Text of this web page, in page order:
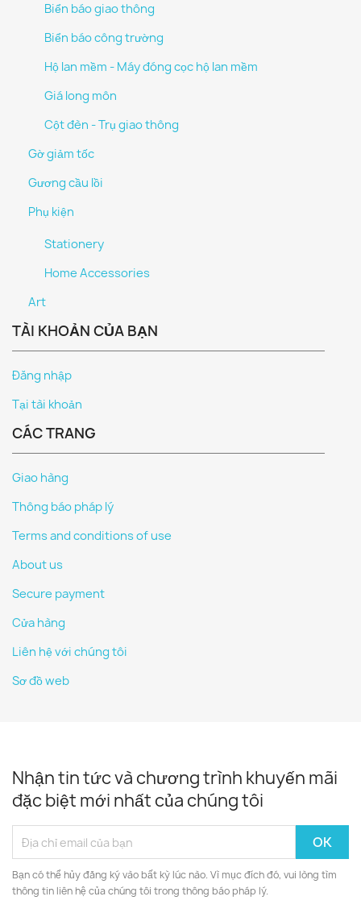
Biển báo giao thông
Biển báo công trường
Hộ lan mềm - Máy đóng cọc hộ lan mềm
Giá long môn
Cột đèn - Trụ giao thông
Gờ giảm tốc
Gương cầu lồi
Phụ kiện
Stationery
Home Accessories
Art
TÀI KHOẢN CỦA BẠN
Đăng nhập
Tại tài khoản
CÁC TRANG
Giao hàng
Thông báo pháp lý
Terms and conditions of use
About us
Secure payment
Cửa hàng
Liên hệ với chúng tôi
Sơ đồ web
Nhận tin tức và chương trình khuyến mãi
đặc biệt mới nhất của chúng tôi
Bạn có thể hủy đăng ký vào bất kỳ lúc nào. Vì mục đích đó, vui lòng tìm
thông tin liên hệ của chúng tôi trong thông báo pháp lý.